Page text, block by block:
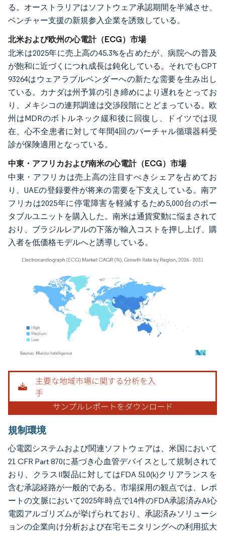
る。オーストラリアはソフトウェア承認期間を半減させ、
ベンチャー支援の新規参入企業を誘致している。
北米および欧州の心電計（ECG）市場
北米は2025年に売上高の45.3%を占めたが、病院への普及
が飽和に近づくにつれ成長は鈍化している。それでもCPT
93264はウェアラブルベンダーへの新たな需要を生み出し
ている。カナダは州予算の引き締めにより遅れをとってお
り、メキシコの連邦調達は交渉段階にとどまっている。欧
州はMDRのボトルネック緩和後に回復し、ドイツでは現
在、心不全患者に対して年間4回のバーチャル循環器科受
診が保険適用となっている。
中東・アフリカおよび南米の心電計（ECG）市場
中東・アフリカは売上高の注目すべきシェアを占めてお
り、UAEの登録要件が将来の需要を下支えしている。南ア
フリカは2025年に停電障害を軽減するため5,000台のポー
タブルユニットを購入した。南米は通貨変動に悩まされて
おり、ブラジルレアルの下落が輸入コストを押し上げ、購
入者を低価格モデルへと誘導している。
画像 © Mordor Intelligence。再利用にはCC BY 4.0の表示が必要です。
規制環境
心電図システムおよび関連ソフトウェアは、米国において
21 CFR Part 870に基づき心血管デバイスとして規制されて
おり、クラスII製品に対してはFDA 510(k)クリアランスを
含む承認経路が一般的である。市場採用の観点では、レポ
ートの文脈において2025年時点で14件のFDA承認済みAI心
電図アルゴリズムが挙げられており、承認済みソリューシ
ョンの企業向け分析および在宅モニタリングへの利用拡大